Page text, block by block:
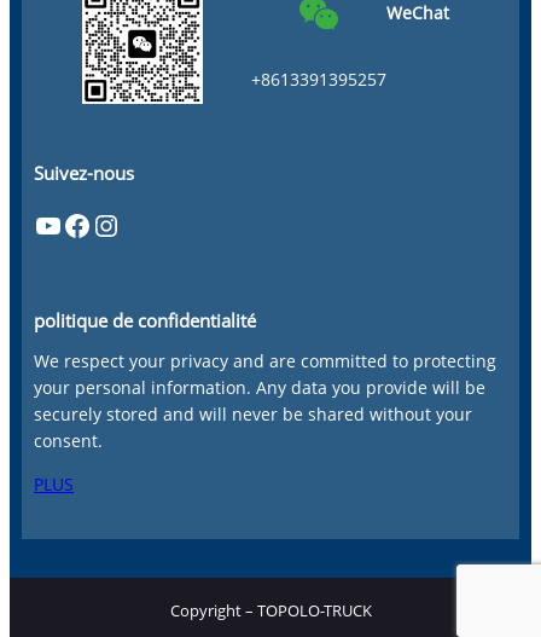
WeChat
+8613391395257
Suivez-nous
YouTube Facebook Instagram
politique de confidentialité
We respect your privacy and are committed to protecting
your personal information. Any data you provide will be
securely stored and will never be shared without your
consent.
PLUS
Copyright – TOPOLO-TRUCK